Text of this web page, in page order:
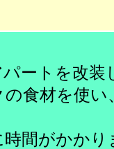
ートを改装
食材を使い
間がかかり